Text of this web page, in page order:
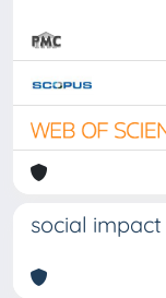
social impact